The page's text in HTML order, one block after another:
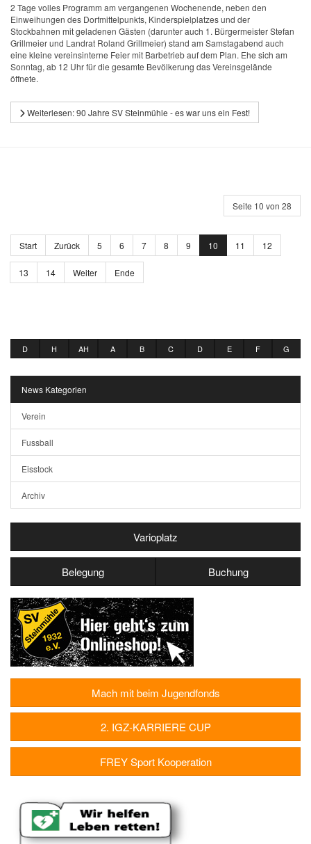
2 Tage volles Programm am vergangenen Wochenende, neben den
Einweihungen des Dorfmittelpunkts, Kinderspielplatzes und der
Stockbahnen mit geladenen Gästen (darunter auch 1. Bürgermeister Stefan
Grillmeier und Landrat Roland Grillmeier) stand am Samstagabend auch
eine kleine vereinsinterne Feier mit Barbetrieb auf dem Plan. Ehe sich am
Sonntag, ab 12 Uhr für die gesamte Bevölkerung das Vereinsgelände
öffnete.
Weiterlesen: 90 Jahre SV Steinmühle - es war uns ein Fest!
Seite 10 von 28
Start Zurück 5 6 7 8 9 10 11 12
13 14 Weiter Ende
D H AH A B C D E F G
News Kategorien
Verein
Fussball
Eisstock
Archiv
Varioplatz
Belegung Buchung
Mach mit beim Jugendfonds
2. IGZ-KARRIERE CUP
FREY Sport Kooperation